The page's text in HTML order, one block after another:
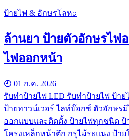
ป้ายไฟ & อักษรโลหะ
ล้านยา ป้ายตัวอักษรไฟ
ไฟออกหน้า
01 ก.ค. 2026
รับทําป้ายไฟ LED รับทำป้ายไฟ ป้าย
ป้ายทาวน์เวอร์ ไลท์บ๊อกซ์ ตัวอักษรมี
ออกแบบและติดตั้ง ป้ายไฟทุกชนิด ป้
โครงเหล็กหน้าตึก กรุไม้ระแนง ป้า